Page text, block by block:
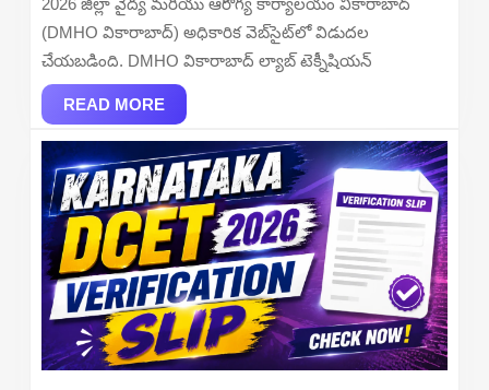
for
Lab
Technician
STLS
Posts
2026 జిల్లా వైద్య మరియు ఆరోగ్య కార్యాలయం వికారాబాద్
(DMHO వికారాబాద్) అధికారిక వెబ్‌సైట్‌లో విడుదల
చేయబడింది. DMHO వికారాబాద్ ల్యాబ్ టెక్నీషియన్
READ MOREREAD
MORE